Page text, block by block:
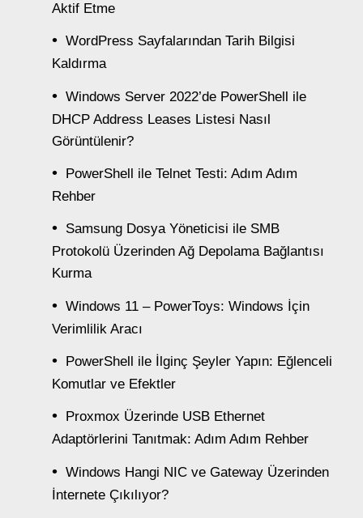
Aktif Etme
WordPress Sayfalarından Tarih Bilgisi
Kaldırma
Windows Server 2022’de PowerShell ile
DHCP Address Leases Listesi Nasıl
Görüntülenir?
PowerShell ile Telnet Testi: Adım Adım
Rehber
Samsung Dosya Yöneticisi ile SMB
Protokolü Üzerinden Ağ Depolama Bağlantısı
Kurma
Windows 11 – PowerToys: Windows İçin
Verimlilik Aracı
PowerShell ile İlginç Şeyler Yapın: Eğlenceli
Komutlar ve Efektler
Proxmox Üzerinde USB Ethernet
Adaptörlerini Tanıtmak: Adım Adım Rehber
Windows Hangi NIC ve Gateway Üzerinden
İnternete Çıkılıyor?